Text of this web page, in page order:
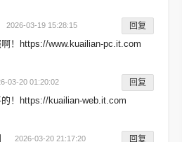
2026-03-19 15:28:15 回复
！https://www.kuailian-pc.it.com
03-20 01:20:02 回复
！https://kuailian-web.it.com
2026-03-20 21:17:20 回复